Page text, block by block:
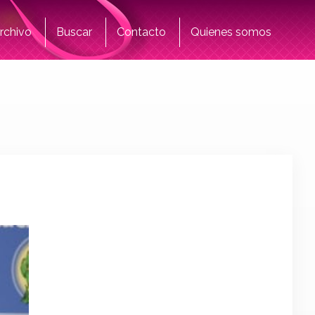
Buscar Contacto Quienes somos